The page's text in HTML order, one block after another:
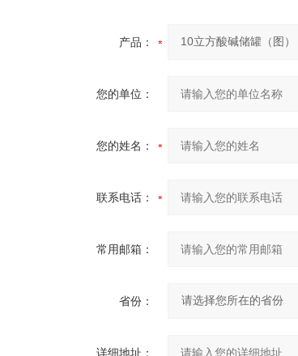
产品：
您的单位：
您的姓名：
联系电话：
常用邮箱：
省份：
详细地址：